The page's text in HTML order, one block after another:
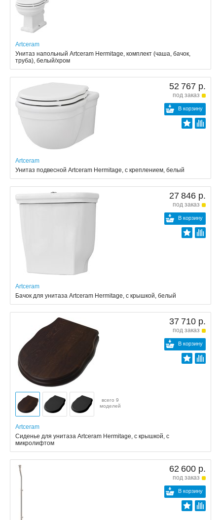
Artceram
Унитаз напольный Artceram Hermitage, комплект (чаша, бачок,
труба), белый/хром
52 767 р.
под заказ
В корзину
Artceram
Унитаз подвесной Artceram Hermitage, с креплением, белый
27 846 р.
под заказ
В корзину
Artceram
Бачок для унитаза Artceram Hermitage, с крышкой, белый
37 710 р.
под заказ
В корзину
всего 9
моделей
Artceram
Сиденье для унитаза Artceram Hermitage, с крышкой, с
микролифтом
62 600 р.
под заказ
В корзину